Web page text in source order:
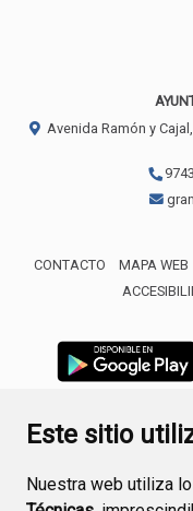
Este sitio
Nuestra web utiliza
Avenida Ramón y
CONTACTO MAPA WEB